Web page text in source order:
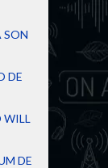
SON
DE
WILL
DE